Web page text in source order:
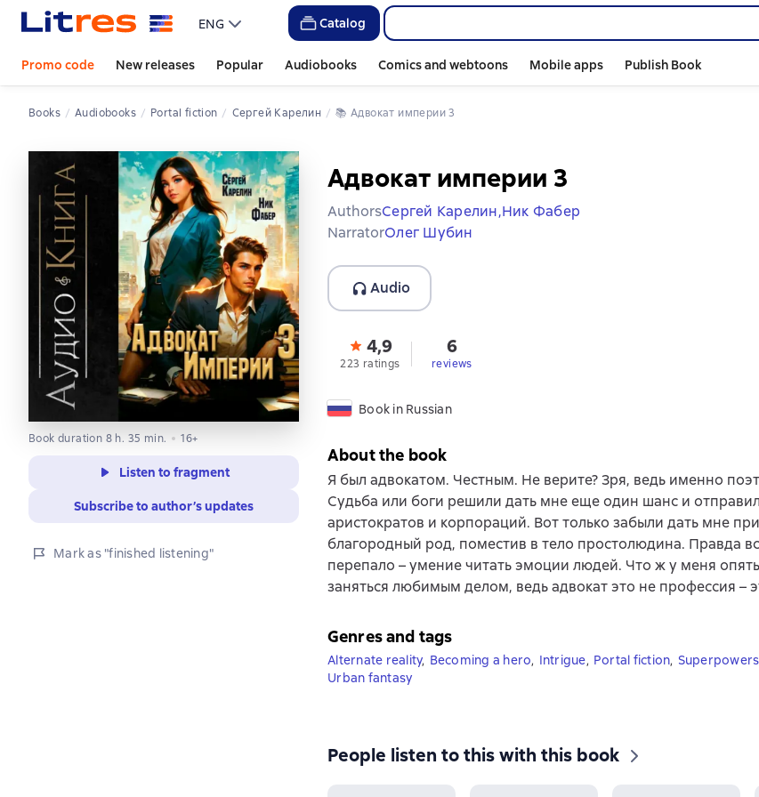
ENG Catalog
Promo code New releases Popular Audiobooks Comics and webtoons Mobile apps Publish Book
Books Audiobooks Portal fiction Сергей Карелин 📚 Адвокат империи 3
Book duration 8 h. 35 min. 16+
Listen to fragment
Subscribe to author’s updates
Mark as "finished listening"
Адвокат империи 3
AuthorsСергей Карелин,Ник Фабер
NarratorОлег Шубин
Audio
4,9
223 ratings
6
reviews
Book in Russian
About the book
Я был адвокатом. Честным. Не верите? Зря, ведь именно
Судьба или боги решили дать мне еще один шанс и
аристократов и корпораций. Вот только забыли дать мне
благородный род, поместив в тело простолюдина. Правда
перепало – умение читать эмоции людей. Что ж у меня
заняться любимым делом, ведь адвокат это не профессия –
Genres and tags
Alternate reality, Becoming a hero, Intrigue, Portal fiction, Superpowers
Urban fantasy
People listen to this with this book